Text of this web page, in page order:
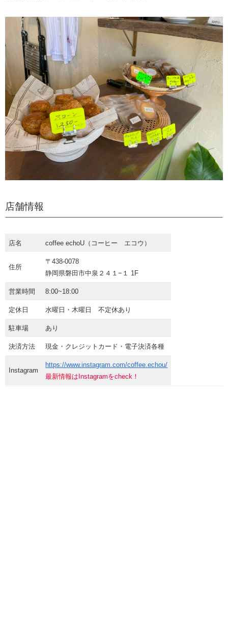
店舗情報
店名 coffee echoU（コーヒー エコウ）
住所
〒438-0078
静岡県磐田市中泉２４１−１ 1F
営業時間 8:00~18:00
定休日 水曜日・木曜日 不定休あり
駐車場 あり
決済方法 現金・クレジットカード・電子決済各種
Instagram
https://www.instagram.com/coffee.echou/
最新情報はInstagramをcheck！